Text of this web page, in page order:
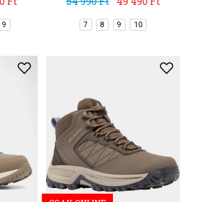
9 7 8 9 10